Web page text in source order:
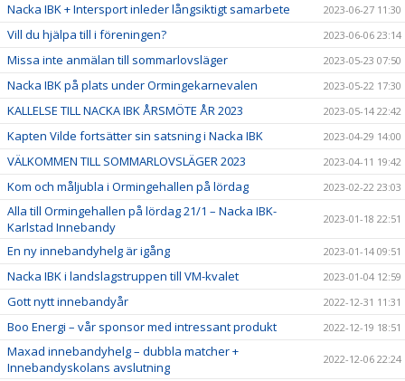
Nacka IBK + Intersport inleder långsiktigt samarbete 2023-06-27 11:30
Vill du hjälpa till i föreningen? 2023-06-06 23:14
Missa inte anmälan till sommarlovsläger 2023-05-23 07:50
Nacka IBK på plats under Ormingekarnevalen 2023-05-22 17:30
KALLELSE TILL NACKA IBK ÅRSMÖTE ÅR 2023 2023-05-14 22:42
Kapten Vilde fortsätter sin satsning i Nacka IBK 2023-04-29 14:00
VÄLKOMMEN TILL SOMMARLOVSLÄGER 2023 2023-04-11 19:42
Kom och måljubla i Ormingehallen på lördag 2023-02-22 23:03
Alla till Ormingehallen på lördag 21/1 – Nacka IBK-
Karlstad Innebandy
2023-01-18 22:51
En ny innebandyhelg är igång 2023-01-14 09:51
Nacka IBK i landslagstruppen till VM-kvalet 2023-01-04 12:59
Gott nytt innebandyår 2022-12-31 11:31
Boo Energi – vår sponsor med intressant produkt 2022-12-19 18:51
Maxad innebandyhelg – dubbla matcher +
Innebandyskolans avslutning
2022-12-06 22:24